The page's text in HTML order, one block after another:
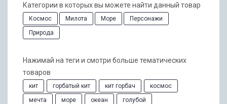
Категории в которых вы можете найти данный товар
Космос Милота Море
Персонажи
Природа
Нажимай на теги и смотри больше тематических
товаров
кит горбатый кит кит горбач
космос
мечта
море океан
голубой